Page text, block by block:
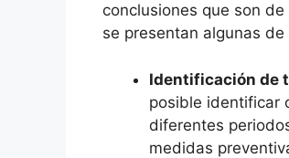
conclusiones que son
se presentan algunas de
Identificación de
posible identificar
diferentes
medidas